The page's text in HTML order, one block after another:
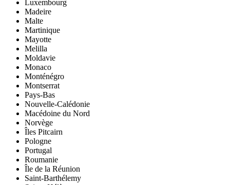
Luxembourg
Madeire
Malte
Martinique
Mayotte
Melilla
Moldavie
Monaco
Monténégro
Montserrat
Pays-Bas
Nouvelle-Calédonie
Macédoine du Nord
Norvège
Îles Pitcairn
Pologne
Portugal
Roumanie
Île de la Réunion
Saint-Barthélemy